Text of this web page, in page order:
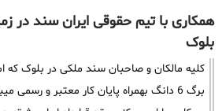
همکاری با تیم حقوقی ایران سند در
بلوک
کلیه مالکان و صاحبان سند ملکی در بلوک که
برگ 6 دانگ بهمراه پایان کار معتبر و رسمی